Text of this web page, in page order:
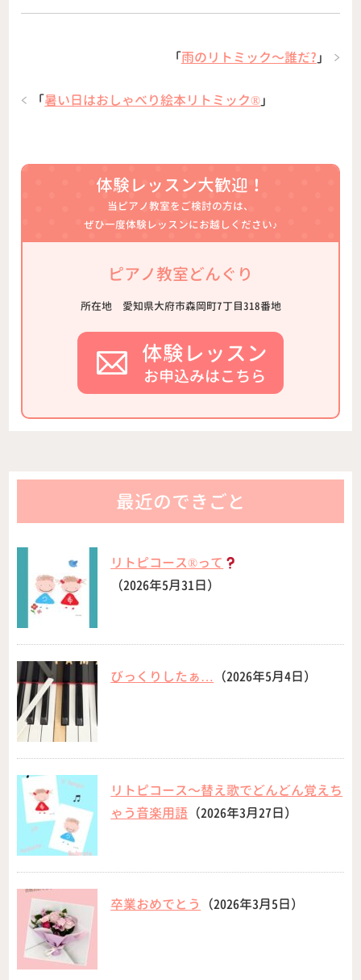
「雨のリトミック〜誰だ? 」
「暑い日はおしゃべり絵本リトミック®︎」
体験レッスン大歓迎！
当ピアノ教室をご検討の方は、
ぜひ一度体験レッスンにお越しください♪
ピアノ教室どんぐり
所在地 愛知県大府市森岡町7丁目318番地
体験レッスン
お申込みはこちら
最近のできごと
リトピコース®︎って
（2026年5月31日）
びっくりしたぁ… （2026年5月4日）
リトピコース〜替え歌でどんどん覚えち
ゃう音楽用語 （2026年3月27日）
卒業おめでとう （2026年3月5日）